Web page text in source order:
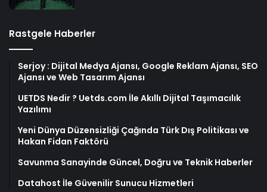
Rastgele Haberler
Serjoy : Dijital Medya Ajansı, Google Reklam Ajansı, SEO
Ajansı ve Web Tasarım Ajansı
UETDS Nedir ? Uetds.com İle Akıllı Dijital Taşımacılık
Yazılımı
Yeni Dünya Düzensizliği Çağında Türk Dış Politikası ve
Hakan Fidan Faktörü
Savunma Sanayinde Güncel, Doğru ve Teknik Haberler
Datahost İle Güvenilir Sunucu Hizmetleri